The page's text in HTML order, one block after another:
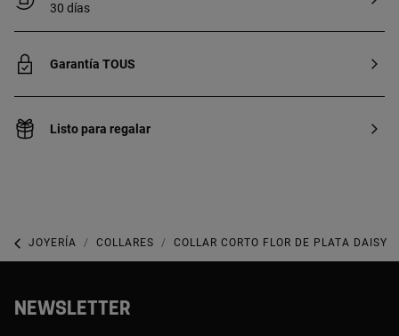
30 días
Garantía TOUS
Listo para regalar
JOYERÍA COLLARES COLLAR CORTO FLOR DE PLATA DAISY
NEWSLETTER